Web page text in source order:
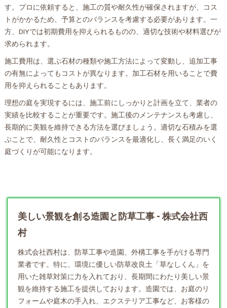
す。プロに依頼すると、施工の質や耐久性が確保されますが、コス
トがかかるため、予算とのバランスを考慮する必要があります。一
方、DIYでは初期費用を抑えられるものの、適切な技術や材料選びが
求められます。
施工費用は、選ぶ石材の種類や施工方法によって変動し、追加工事
の有無によってもコストが異なります。加工石材を用いることで費
用を抑えられることもあります。
理想の庭を実現するには、施工前にしっかりと計画を立て、業者の
実績を比較することが重要です。施工後のメンテナンスも考慮し、
長期的に美観を維持できる方法を選びましょう。適切な石積みを選
ぶことで、耐久性とコストのバランスを最適化し、長く満足のいく
庭づくりが可能になります。
美しい景観を創る造園と防草工事 - 株式会社西
村
株式会社西村は、防草工事や造園
、外構工事を手がける専門
業者です。特に、環境に優しい防草改良土「草なしくん」を
用いた雑草対策に力を入れており、長期間にわたり美しい景
観を維持する施工を提供しております。造園では、お庭のリ
フォームや庭木の手入れ、エクステリア工事など、お客様の